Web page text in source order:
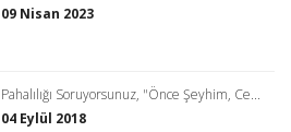
09 Nisan 2023
Pahalılığı Soruyorsunuz, "Önce Şeyhim, Ce...
04 Eylül 2018